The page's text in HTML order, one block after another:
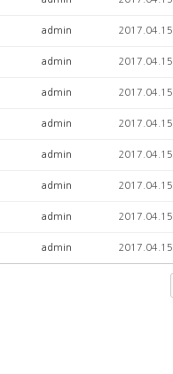
admin 2017.04.15
admin 2017.04.15
admin 2017.04.15
admin 2017.04.15
admin 2017.04.15
admin 2017.04.15
admin 2017.04.15
admin 2017.04.15